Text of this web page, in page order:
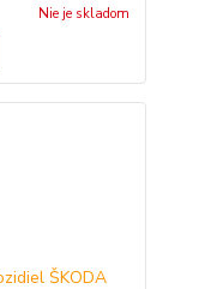
Nie je skladom